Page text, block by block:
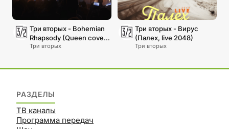
Три вторых - Bohemian
Rhapsody (Queen cover,
live 2024)
Три вторых
Три вторых - Вирус
(Палех, live 2048)
Три вторых
РАЗДЕЛЫ
ТВ каналы
Программа передач